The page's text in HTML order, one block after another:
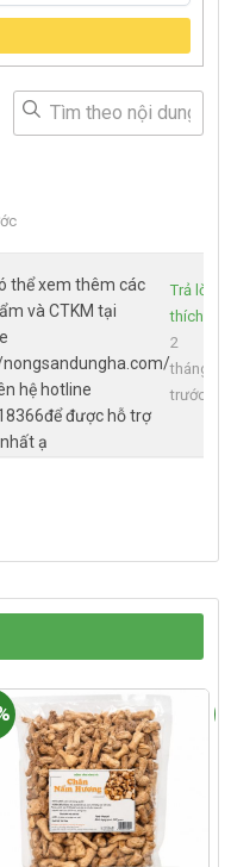
thể xem thêm các
và CTKM tại
hệ hotline
được hỗ trợ
ạ
Trả lời
thích
2
tháng
trước